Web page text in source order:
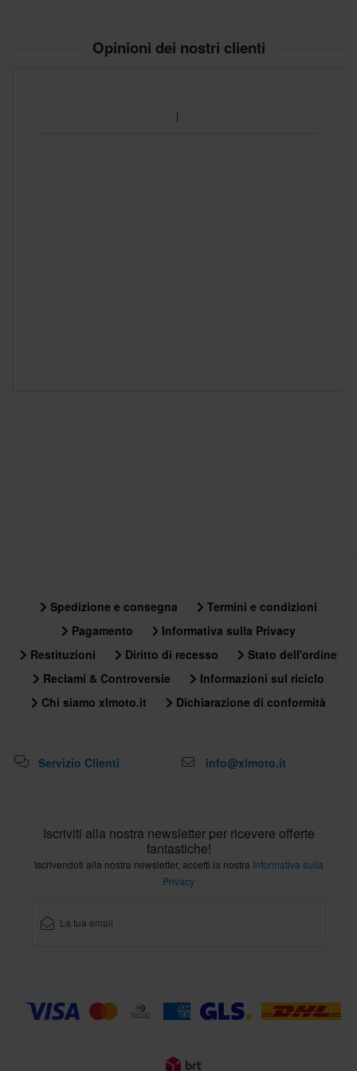
305 x 315 x 220 mm
Opinioni dei nostri clienti
Spedizione e consegna
Termini e condizioni
Pagamento
Informativa sulla Privacy
Restituzioni
Diritto di recesso
Stato dell'ordine
Reclami & Controversie
Informazioni sul riciclo
Chi siamo xlmoto.it
Dichiarazione di conformità
Servizio Clienti info@xlmoto.it
Iscriviti alla nostra newsletter per ricevere offerte
fantastiche!
Iscrivendoti alla nostra newsletter, accetti la nostra Informativa sulla
Privacy